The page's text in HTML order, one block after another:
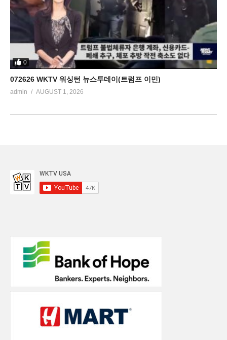
0
072626 WKTV 워싱턴 뉴스투데이(트럼프 이민)
admin AUGUST 1, 2026